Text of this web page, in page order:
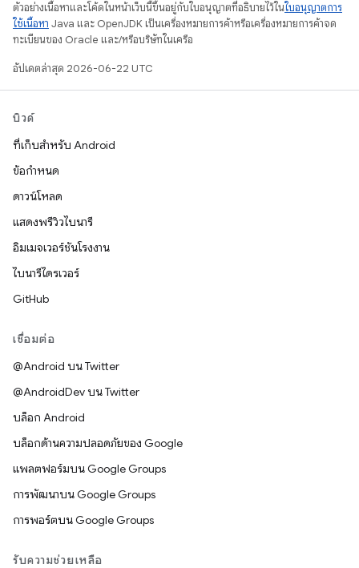
ตัวอย่างเนื้อหาและโค้ดในหน้าเว็บนี้ขึ้นอยู่กับใบอนุญาตที่อธิบายไว้ในใบอนุญาตการ
ใช้เนื้อหา Java และ OpenJDK เป็นเครื่องหมายการค้าหรือเครื่องหมายการค้าจด
ทะเบียนของ Oracle และ/หรือบริษัทในเครือ
อัปเดตล่าสุด 2026-06-22 UTC
บิวด์
ที่เก็บสำหรับ Android
ข้อกำหนด
ดาวน์โหลด
แสดงพรีวิวไบนารี
อิมเมจเวอร์ชันโรงงาน
ไบนารีไดรเวอร์
GitHub
เชื่อมต่อ
@Android บน Twitter
@AndroidDev บน Twitter
บล็อก Android
บล็อกด้านความปลอดภัยของ Google
แพลตฟอร์มบน Google Groups
การพัฒนาบน Google Groups
การพอร์ตบน Google Groups
รับความช่วยเหลือ